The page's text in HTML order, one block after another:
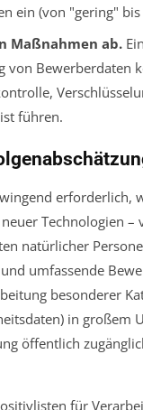
ein (von "gering"
Maßnahmen ab.
von Bewerberdaten
führen.
erforderlich,
Technologien –
natürlicher
umfassende
besonderer
in großem
öffentlich
für